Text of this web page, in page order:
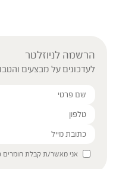
הרשמה לניוזלטר
לעדכונים על מבצעים
leave this field empty.
אני מאשר/ת קבלת חומרים